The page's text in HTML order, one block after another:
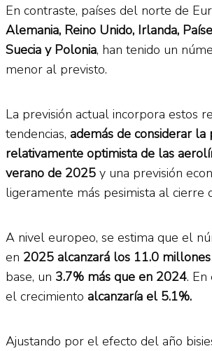
En contraste, países del norte de
Alemania, Reino Unido, Irlanda,
Suecia y Polonia, han tenido un
menor al previsto.
La previsión actual incorpora estos
tendencias, además de considerar la
relativamente optimista de las
verano de 2025 y una previsión
ligeramente más pesimista al cierre
A nivel europeo, se estima que el
en 2025 alcanzará los 11.0 millones
base, un 3.7% más que en 2024. En
el crecimiento alcanzaría el 5.1%.
Ajustando por el efecto del año